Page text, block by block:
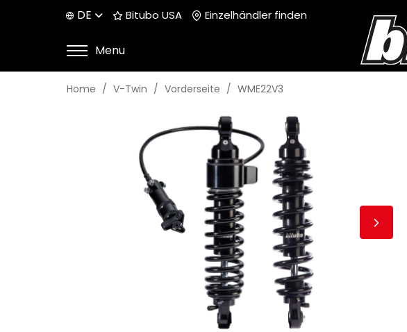
DE Bitubo USA Einzelhändler finden
Menu
Home V-Twin Vorderseite WME22V3